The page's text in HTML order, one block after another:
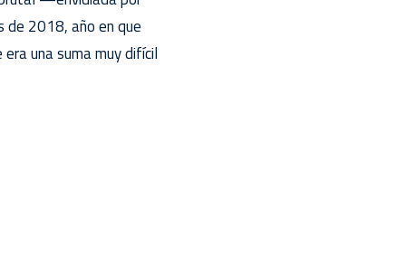
de 2018, año en que
una suma muy difícil